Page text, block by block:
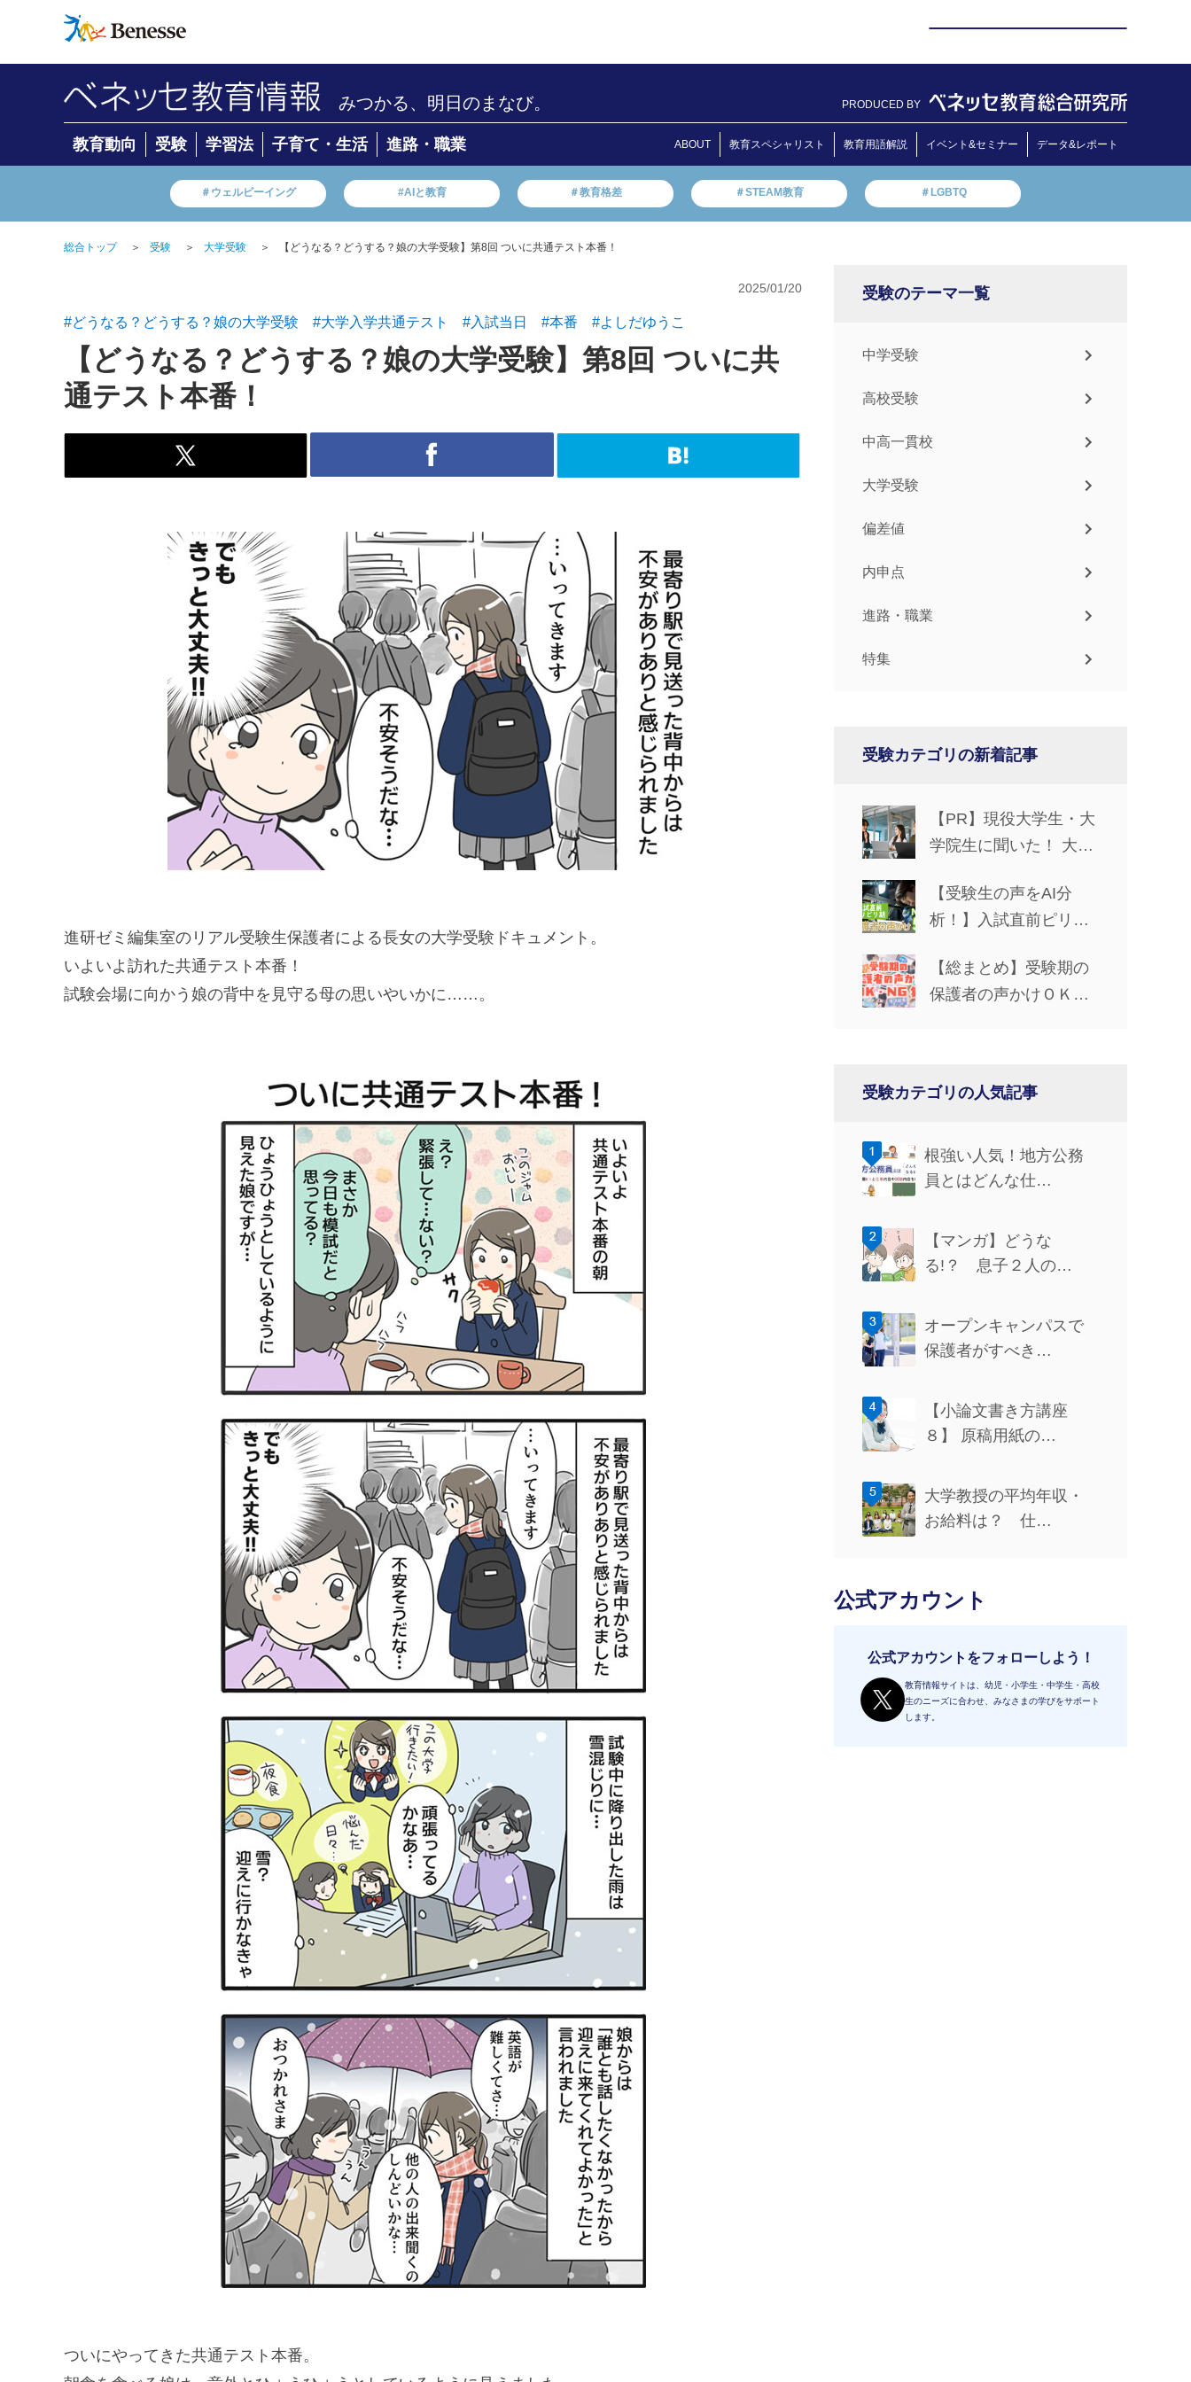
みつかる、明日のまなび。 PRODUCED BY
教育動向 受験 学習法 子育て・生活 進路・職業 ABOUT 教育スペシャリスト 教育用語解説 イベント&セミナー データ&レポート
＃ウェルビーイング #AIと教育 ＃教育格差 ＃STEAM教育 ＃LGBTQ
総合トップ ＞ 受験 ＞ 大学受験 ＞ 【どうなる？どうする？娘の大学受験】第8回 ついに共通テスト本番！
2025/01/20
#どうなる？どうする？娘の大学受験 #大学入学共通テスト #入試当日 #本番 #よしだゆうこ
【どうなる？どうする？娘の大学受験】第8回 ついに共
通テスト本番！
進研ゼミ編集室のリアル受験生保護者による長女の大学受験ドキュメント。
いよいよ訪れた共通テスト本番！
試験会場に向かう娘の背中を見守る母の思いやいかに……。
ついにやってきた共通テスト本番。
受験のテーマ一覧
中学受験
高校受験
中高一貫校
大学受験
偏差値
内申点
進路・職業
特集
受験カテゴリの新着記事
【PR】現役大学生・大
学院生に聞いた！ 大学
の選び方
【受験生の声をAI分
析！】入試直前ピリピ
NG5
【総まとめ】受験期の
保護者の声かけＯＫ・
受験カテゴリの人気記事
根強い人気！地方公務
員とはどんな仕…
【マンガ】どうな
る!？ 息子２人の…
オープンキャンパスで
保護者がすべき…
【小論文書き方講座
８】 原稿用紙の…
大学教授の平均年収・
お給料は？ 仕…
公式アカウント
公式アカウントをフォローしよう！
教育情報サイトは、幼児・小学生・中学生・高校
生のニーズに合わせ、みなさまの学びをサポート
します。